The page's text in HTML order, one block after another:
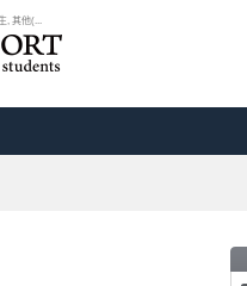
, 其他(...